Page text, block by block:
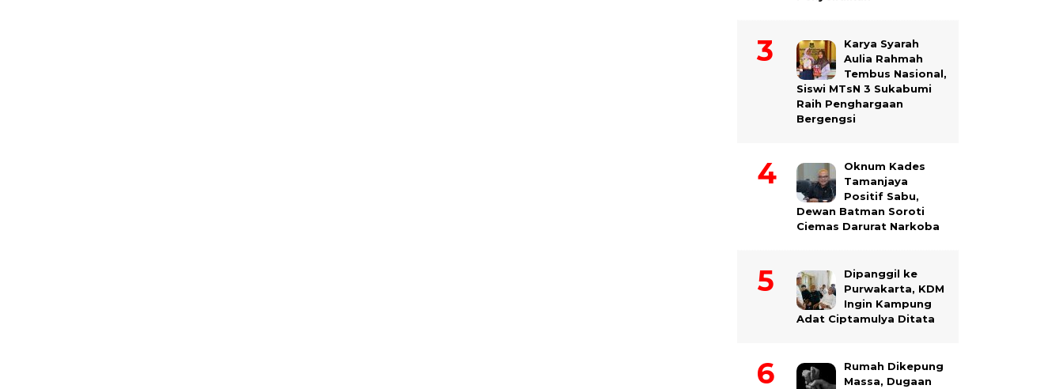
Karya Syarah
Aulia Rahmah
Tembus Nasional,
Siswi MTsN 3 Sukabumi
Raih Penghargaan
Bergengsi
Oknum Kades
Tamanjaya
Positif Sabu,
Dewan Batman Soroti
Ciemas Darurat Narkoba
Dipanggil ke
Purwakarta, KDM
Ingin Kampung
Adat Ciptamulya Ditata
Rumah Dikepung
Massa, Dugaan